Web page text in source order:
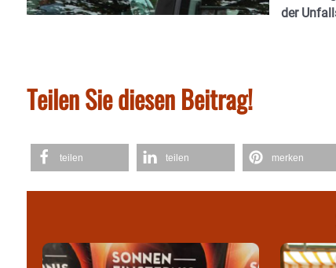
der
Teilen Sie diesen Beitrag!
teilen teilen merken